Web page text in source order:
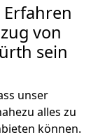
von
sein
unser
alles zu
können.